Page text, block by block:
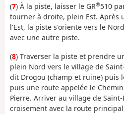
(7) À la piste, laisser le GR®510
tourner à droite, plein Est. Après
l'Est, la piste s'oriente vers le
avec une autre piste.
(8) Traverser la piste et prendre
plein Nord vers le village de
dit Drogou (champ et ruine) puis
puis une route appelée le
Pierre. Arriver au village de
croisement avec la route